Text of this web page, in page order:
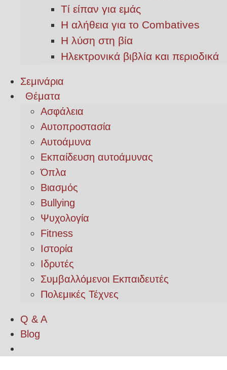
Τί είπαν για εμάς
Η αλήθεια για το Combatives
Η λύση στη βία
Ηλεκτρονικά βιβλία και περιοδικά
Σεμινάρια
Θέματα
Ασφάλεια
Αυτοπροστασία
Αυτοάμυνα
Εκπαίδευση αυτοάμυνας
Όπλα
Βιασμός
Bullying
Ψυχολογία
Fitness
Ιστορία
Ιδρυτές
Συμβαλλόμενοι Εκπαιδευτές
Πολεμικές Τέχνες
Q & A
Blog